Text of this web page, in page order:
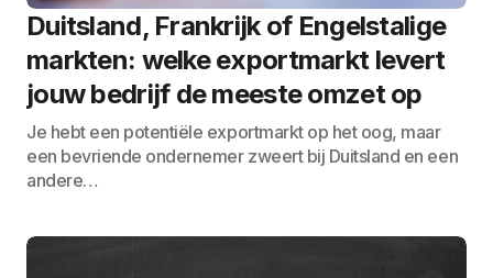
Duitsland, Frankrijk of Engelstalige
markten: welke exportmarkt levert
jouw bedrijf de meeste omzet op
Je hebt een potentiële exportmarkt op het oog, maar
een bevriende ondernemer zweert bij Duitsland en een
andere…